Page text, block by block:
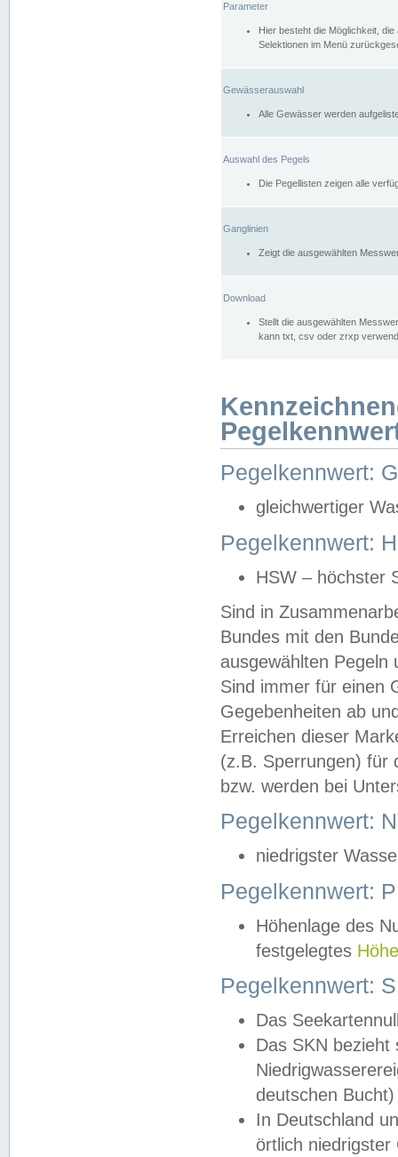
Parameter
Hier besteht die Möglichkeit,
Selektionen im Menü
Gewässerauswahl
Alle Gewässer werden
Auswahl des Pegels
Die Pegellisten zeigen alle
Ganglinien
Zeigt die ausgewählten
Download
Stellt die ausgewählten
kann txt, csv oder zrxp
Pegelkennwert:
gleichwertiger
Pegelkennwert:
HSW – höchster
Sind in
Bundes mit den
ausgewählten
Sind immer für einen
Gegebenheiten ab
Erreichen dieser
(z.B. Sperrungen) für
bzw. werden bei
Pegelkennwert:
niedrigster
Pegelkennwert:
Höhenlage des
festgelegtes
Pegelkennwert:
Das
Das SKN
deutschen
In Deutschland
örtlich